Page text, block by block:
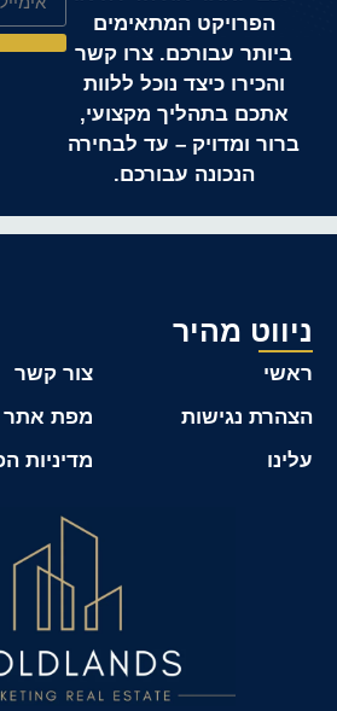
הפרויקט המתאימים
ביותר עבורכם. צרו קשר
והכירו כיצד נוכל ללוות
אתכם בתהליך מקצועי,
ברור ומדויק – עד לבחירה
הנכונה עבורכם.
ניווט מהיר
ראשי
צור קשר
הצהרת נגישות
מפת אתר
עלינו
מדיניות